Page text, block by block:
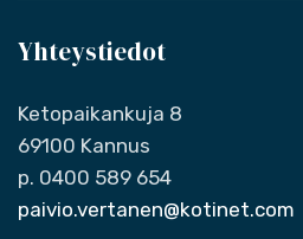
Yhteystiedot
Ketopaikankuja 8
69100 Kannus
p. 0400 589 654
paivio.vertanen@kotinet.com